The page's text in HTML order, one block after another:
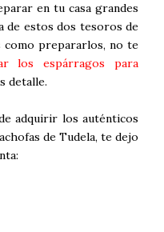
en tu casa grandes
de estos dos tesoros de
como prepararlos, no te
los espárragos para
detalle.
adquirir los auténticos
de Tudela, te dejo